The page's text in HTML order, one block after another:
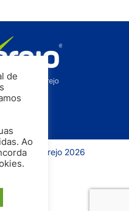
| InfoVarejo 2026
de
Ao